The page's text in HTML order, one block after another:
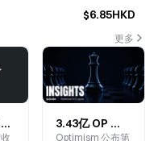
$6.85HKD
更多
Palantir AI 业务为何加速增长？AIP 能否支撑 PLTR 下一轮上涨？ 3.43亿 OP 解锁在即：Optimism 五年发展后，Layer2 代币价值捕获逻辑如何重估？
Optimism 公布第